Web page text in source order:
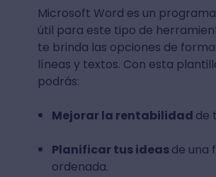
Microsoft Word es un
útil para este tipo de
te brinda las opciones de
líneas y textos. Con esta
podrás:
Mejorar la rentabilidad de
Planificar tus ideasde una
ordenada.